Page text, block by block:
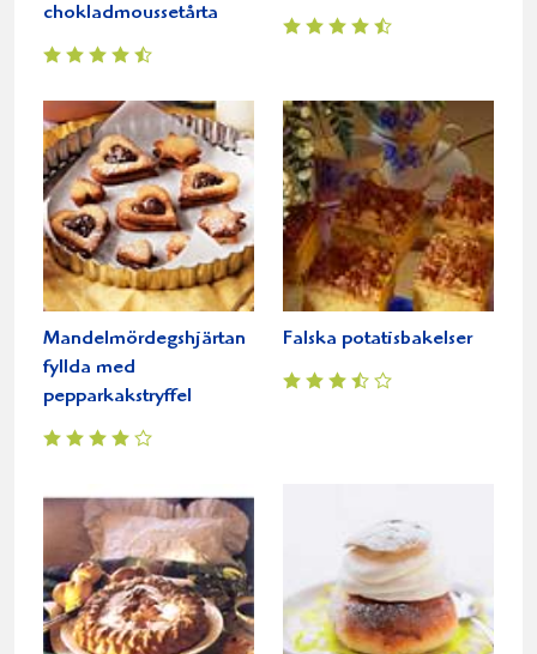
chokladmoussetårta
Mandelmördegshjärtan
fyllda med
pepparkakstryffel
Falska potatisbakelser